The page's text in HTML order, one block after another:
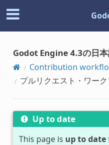
Godot Engine 4.3の日
Contribution
プルリクエスト・ワー
Up to date
This page is up to date